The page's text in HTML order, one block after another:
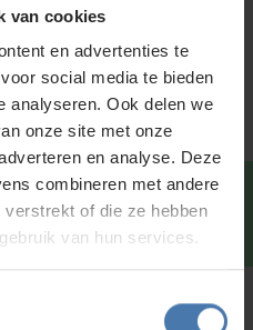
van cookies
en advertenties te
social media te bieden
analyseren. Ook delen we
onze site met onze
en analyse. Deze
combineren met andere
of die ze hebben
van hun services.
beantwoorden je vragen
Whatsapp
u zoekt?